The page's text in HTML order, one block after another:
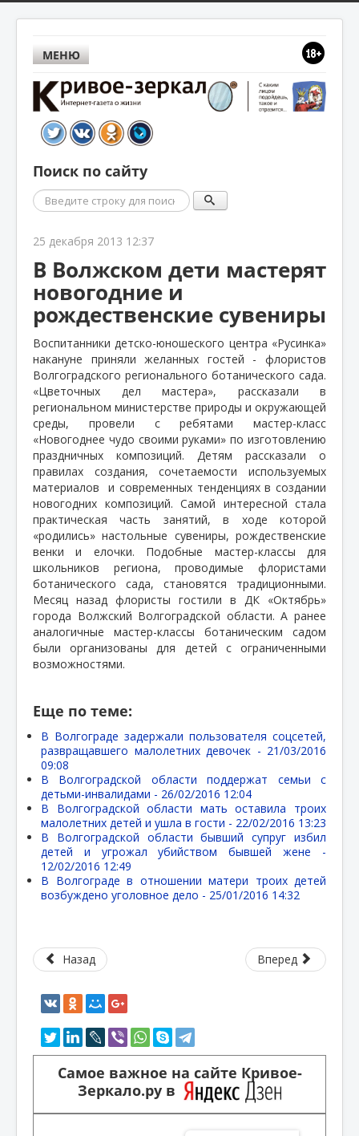
МЕНЮ
Поиск по сайту
Поиск
25 декабря 2013 12:37
В Волжском дети мастерят
новогодние и
рождественские сувениры
Воспитанники детско-юношеского центра «Русинка»
накануне приняли желанных гостей - флористов
Волгоградского регионального ботанического сада.
«Цветочных дел мастера», рассказали в
региональном министерстве природы и окружающей
среды, провели с ребятами мастер-класс
«Новогоднее чудо своими руками» по изготовлению
праздничных композиций. Детям рассказали о
правилах создания, сочетаемости используемых
материалов
и современных тенденциях в создании
новогодних композиций. Самой интересной стала
практическая часть занятий, в ходе которой
«родились» настольные сувениры, рождественские
венки и елочки. Подобные мастер-классы для
школьников региона, проводимые флористами
ботанического сада, становятся традиционными.
Месяц назад флористы гостили в ДК «Октябрь»
города Волжский Волгоградской области. А ранее
аналогичные мастер-классы ботаническим садом
были организованы для детей с ограниченными
возможностями.
Еще по теме:
В Волгограде задержали пользователя соцсетей,
развращавшего малолетних девочек - 21/03/2016
09:08
В Волгоградской области поддержат семьи с
детьми-инвалидами - 26/02/2016 12:04
В Волгоградской области мать оставила троих
малолетних детей и ушла в гости - 22/02/2016 13:23
В Волгоградской области бывший супруг избил
детей и угрожал убийством бывшей жене -
12/02/2016 12:49
В Волгограде в отношении матери троих детей
возбуждено уголовное дело - 25/01/2016 14:32
Назад Вперед
Самое важное на сайте Кривое-
Зеркало.ру в